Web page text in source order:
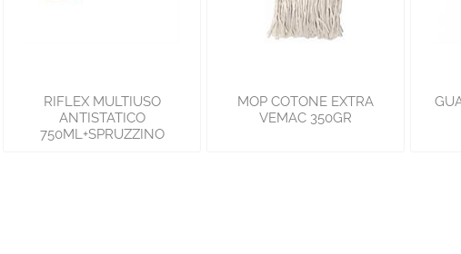
RIFLEX MULTIUSO
ANTISTATICO
750ML+SPRUZZINO
MOP COTONE EXTRA
VEMAC 350GR